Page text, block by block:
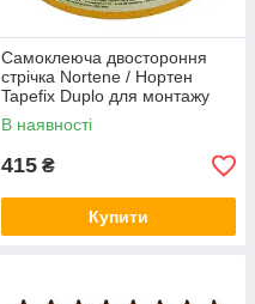
Самоклеюча двостороння
стрічка Nortene / Нортен
Tapefix Duplo для монтажу
штучного покриття
(Угорщина)
В наявності
415 ₴
Купити